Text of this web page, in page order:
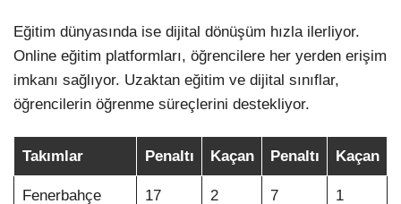
Eğitim dünyasında ise dijital dönüşüm hızla ilerliyor.
Online eğitim platformları, öğrencilere her yerden erişim
imkanı sağlıyor. Uzaktan eğitim ve dijital sınıflar,
öğrencilerin öğrenme süreçlerini destekliyor.
Takımlar Penaltı Kaçan Penaltı Kaçan
Fenerbahçe 17 2 7 1